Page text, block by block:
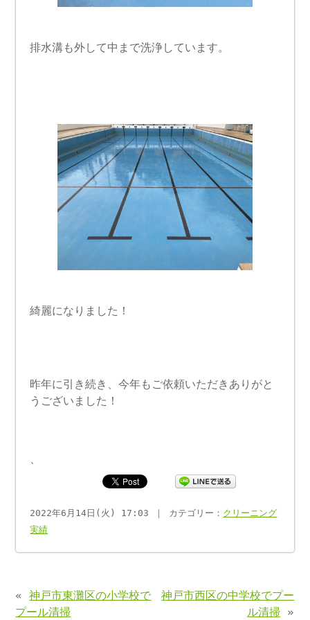
排水溝も外して中まで洗浄しています。
綺麗になりました！
昨年に引き続き、今年もご依頼いただきありがと
うございました！
、
2022年6月14日(火) 17:03 ｜ カテゴリー： クリーニング
実績
«神戸市東灘区の小学校で
プール清掃
神戸市西区の中学校でプー
ル清掃 »